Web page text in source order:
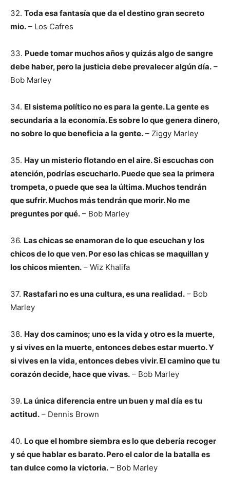
32. Toda esa fantasía que da el destino gran secreto
mio. – Los Cafres
33. Puede tomar muchos años y quizás algo de sangre
debe haber, pero la justicia debe prevalecer algún día. –
Bob Marley
34. El sistema político no es para la gente. La gente es
secundaria a la economía. Es sobre lo que genera dinero,
no sobre lo que beneficia a la gente. – Ziggy Marley
35. Hay un misterio flotando en el aire. Si escuchas con
atención, podrías escucharlo. Puede que sea la primera
trompeta, o puede que sea la última. Muchos tendrán
que sufrir. Muchos más tendrán que morir. No me
preguntes por qué. – Bob Marley
36. Las chicas se enamoran de lo que escuchan y los
chicos de lo que ven. Por eso las chicas se maquillan y
los chicos mienten. – Wiz Khalifa
37. Rastafari no es una cultura, es una realidad. – Bob
Marley
38. Hay dos caminos; uno es la vida y otro es la muerte,
y si vives en la muerte, entonces debes estar muerto. Y
si vives en la vida, entonces debes vivir. El camino que tu
corazón decide, hace que vivas. – Bob Marley
39. La única diferencia entre un buen y mal día es tu
actitud. – Dennis Brown
40. Lo que el hombre siembra es lo que debería recoger
y sé que hablar es barato. Pero el calor de la batalla es
tan dulce como la victoria. – Bob Marley